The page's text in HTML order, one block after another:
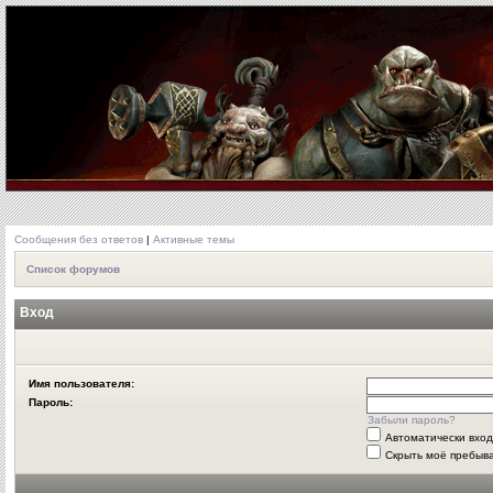
Сообщения без ответов | Активные темы
Список форумов
Вход
Имя пользователя:
Пароль:
Забыли пароль?
Автоматически
Скрыть моё